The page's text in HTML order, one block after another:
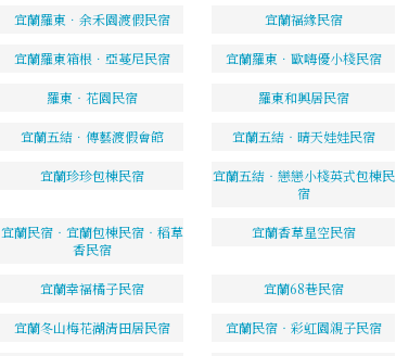
宜蘭羅東．余禾園渡假民宿 宜蘭福緣民宿
宜蘭羅東箱根．亞蔓尼民宿 宜蘭羅東．歐嗨優小棧民宿
羅東‧花園民宿 羅東和興居民宿
宜蘭五結．傳藝渡假會館 宜蘭五結‧晴天娃娃民宿
宜蘭珍珍包棟民宿
宜蘭五結‧戀戀小棧英式包棟民
宿
宜蘭民宿‧宜蘭包棟民宿‧稻草
香民宿
宜蘭香草星空民宿
宜蘭幸福橘子民宿 宜蘭68巷民宿
宜蘭冬山梅花湖清田居民宿 宜蘭民宿‧彩虹園親子民宿